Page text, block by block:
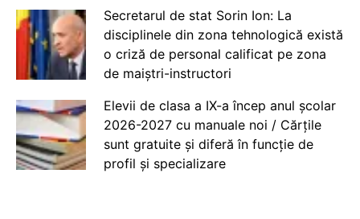
Secretarul de stat Sorin Ion: La
disciplinele din zona tehnologică există
o criză de personal calificat pe zona
de maiștri-instructori
Elevii de clasa a IX-a încep anul școlar
2026-2027 cu manuale noi / Cărțile
sunt gratuite și diferă în funcție de
profil și specializare